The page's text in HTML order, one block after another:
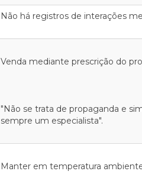
Não há registros de interações
Venda mediante prescrição do
"Não se trata de propaganda e
sempre um especialista".
Manter em temperatura ambiente